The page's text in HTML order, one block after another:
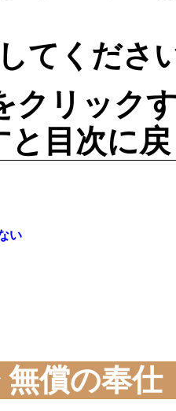
てくださ
クリック
と目次に
い
償の奉仕